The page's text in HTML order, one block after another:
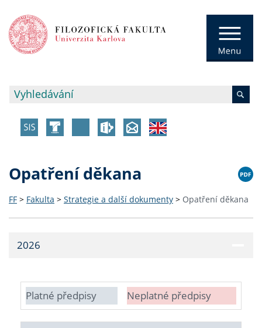
Opatření děkana
FF > Fakulta > Strategie a další dokumenty > Opatření děkana
2026
Platné předpisy Neplatné předpisy